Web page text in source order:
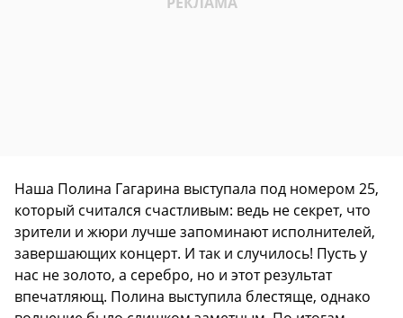
Наша Полина Гагарина выступала под номером 25,
который считался счастливым: ведь не секрет, что
зрители и жюри лучше запоминают исполнителей,
завершающих концерт. И так и случилось! Пусть у
нас не золото, а серебро, но и этот результат
впечатляющ. Полина выступила блестяще, однако